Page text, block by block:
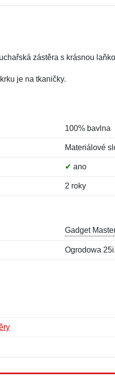
zástěra s krásnou
je na tkaničky.
100% bavlna
Materiálové
✔ ano
2 roky
Gadget
Ogrodowa